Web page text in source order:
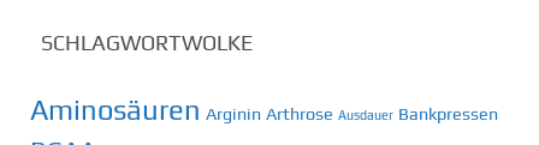
SCHLAGWORTWOLKE
Aminosäuren Arginin Arthrose Ausdauer Bankpressen